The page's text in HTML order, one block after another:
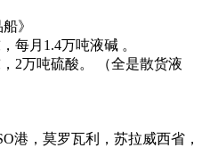
》
每月1.4万吨液碱 。
2万吨硫酸。 （全是散货液
港，莫罗瓦利，苏拉威西省，